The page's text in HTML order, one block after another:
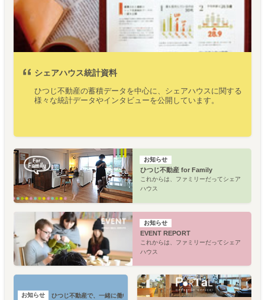
シェアハウス統計資料
ひつじ不動産の蓄積データを中心に、シェアハウスに関する
様々な統計データやインタビューを公開しています。
お知らせ
ひつじ不動産 for Family
これからは、ファミリーだってシェア
ハウス
お知らせ
EVENT REPORT
これからは、ファミリーだってシェア
ハウス
お知らせ ひつじ不動産で、一緒に働いてみる？